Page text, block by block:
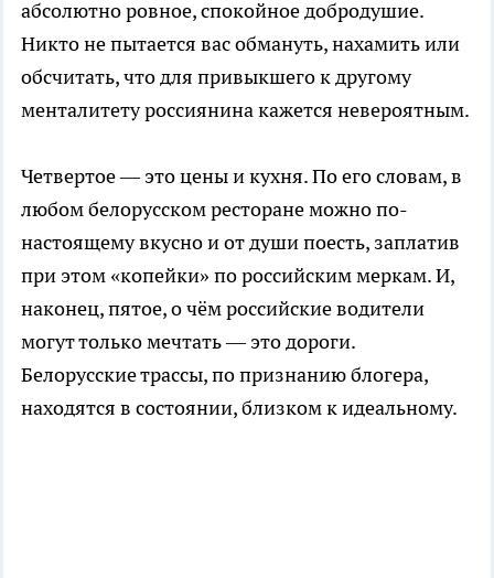
абсолютно ровное, спокойное добродушие.
Никто не пытается вас обмануть, нахамить или
обсчитать, что для привыкшего к другому
менталитету россиянина кажется невероятным.
Четвертое — это цены и кухня. По его словам, в
любом белорусском ресторане можно по-
настоящему вкусно и от души поесть, заплатив
при этом «копейки» по российским меркам. И,
наконец, пятое, о чём российские водители
могут только мечтать — это дороги.
Белорусские трассы, по признанию блогера,
находятся в состоянии, близком к идеальному.